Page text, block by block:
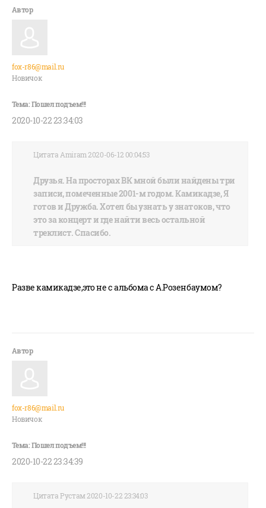
fox-r86@mail.ru
Новичок
2020-10-22 23:34:03
Цитата Amiram 2020-06-12 00:04:53
Друзья. На просторах ВК мной были найдены три
записи, помеченные 2001-м годом. Камикадзе, Я
готов и Дружба. Хотел бы узнать у знатоков, что
это за концерт и где найти весь остальной
треклист. Спасибо.
Разве камикадзе,это не с альбома с А.Розенбаумом?
fox-r86@mail.ru
Новичок
2020-10-22 23:34:39
Цитата Рустам 2020-10-22 23:34:03